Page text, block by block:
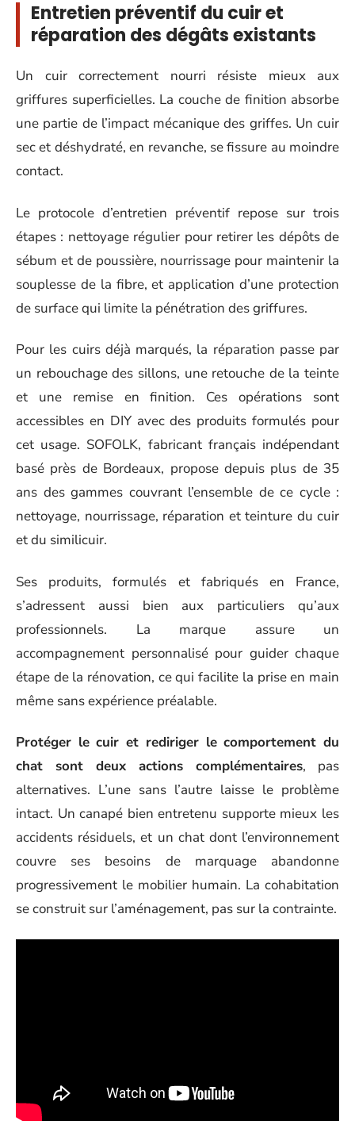
Entretien préventif du cuir et
réparation des dégâts existants
Un cuir correctement nourri résiste mieux aux
griffures superficielles. La couche de finition absorbe
une partie de l’impact mécanique des griffes. Un cuir
sec et déshydraté, en revanche, se fissure au moindre
contact.
Le protocole d’entretien préventif repose sur trois
étapes : nettoyage régulier pour retirer les dépôts de
sébum et de poussière, nourrissage pour maintenir la
souplesse de la fibre, et application d’une protection
de surface qui limite la pénétration des griffures.
Pour les cuirs déjà marqués, la réparation passe par
un rebouchage des sillons, une retouche de la teinte
et une remise en finition. Ces opérations sont
accessibles en DIY avec des produits formulés pour
cet usage. SOFOLK, fabricant français indépendant
basé près de Bordeaux, propose depuis plus de 35
ans des gammes couvrant l’ensemble de ce cycle :
nettoyage, nourrissage, réparation et teinture du cuir
et du similicuir.
Ses produits, formulés et fabriqués en France,
s’adressent aussi bien aux particuliers qu’aux
professionnels. La marque assure un
accompagnement personnalisé pour guider chaque
étape de la rénovation, ce qui facilite la prise en main
même sans expérience préalable.
Protéger le cuir et rediriger le comportement du
chat sont deux actions complémentaires, pas
alternatives. L’une sans l’autre laisse le problème
intact. Un canapé bien entretenu supporte mieux les
accidents résiduels, et un chat dont l’environnement
couvre ses besoins de marquage abandonne
progressivement le mobilier humain. La cohabitation
se construit sur l’aménagement, pas sur la contrainte.